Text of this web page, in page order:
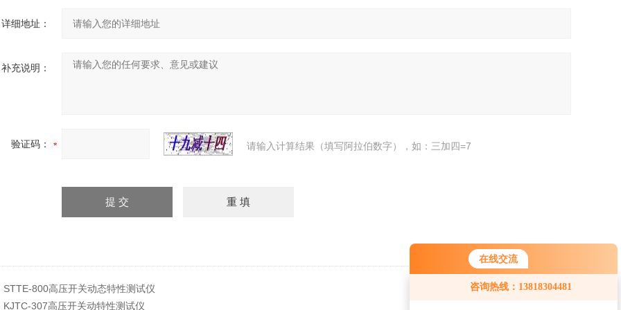
在线交流
咨询热线：13818304481
详细地址：
补充说明：
验证码： 请输入计算结果（填写阿拉伯数字），如：三加四=7
STTE-800高压开关动态特性测试仪
KJTC-307高压开关动特性测试仪